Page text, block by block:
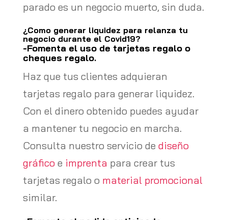
parado es un negocio muerto, sin duda.
¿Como generar liquidez para relanza tu
negocio durante el Covid19?
-Fomenta el uso de tarjetas regalo o
cheques regalo.
Haz que tus clientes adquieran
tarjetas regalo para generar liquidez.
Con el dinero obtenido puedes ayudar
a mantener tu negocio en marcha.
Consulta nuestro servicio de diseño
gráficoe imprenta para crear tus
tarjetas regalo o material promocional
similar.